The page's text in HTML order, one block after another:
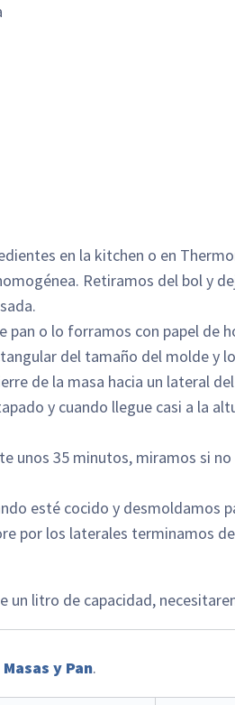
en la kitchen o en
Retiramos del bol y
pan o lo forramos con papel de
del tamaño del molde y
de la masa hacia un lateral
y cuando llegue casi a la
unos 35 minutos, miramos si
esté cocido y desmoldamos
por los laterales terminamos
un litro de capacidad,
Masas y Pan.